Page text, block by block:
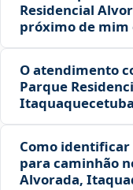
Residencial
próximo de mim
O atendimento
Parque
Como
para caminhão
Alvorada,